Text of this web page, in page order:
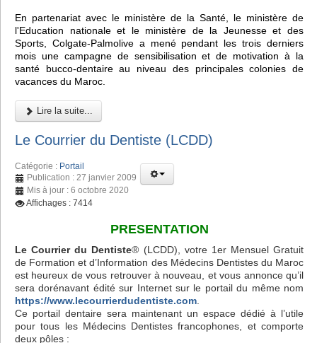
En partenariat avec le ministère de la Santé, le ministère de
l'Education nationale et le ministère de la Jeunesse et des
Sports, Colgate-Palmolive a mené pendant les trois derniers
mois une campagne de sensibilisation et de motivation à la
santé bucco-dentaire au niveau des principales colonies de
vacances du Maroc.
Lire la suite...
Le Courrier du Dentiste (LCDD)
Catégorie : Portail
Publication : 27 janvier 2009
Mis à jour : 6 octobre 2020
Affichages : 7414
PRESENTATION
Le Courrier du Dentiste® (LCDD), votre 1er Mensuel Gratuit
de Formation et d’Information des Médecins Dentistes du Maroc
est heureux de vous retrouver à nouveau, et vous annonce qu’il
sera dorénavant édité sur Internet sur le portail du même nom
https://www.lecourrierdudentiste.com
Ce portail dentaire sera maintenant un espace dédié à l’utile
pour tous les Médecins Dentistes francophones, et comporte
deux pôles :